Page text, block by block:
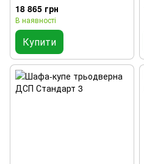
18 865 грн
В наявності
Купити